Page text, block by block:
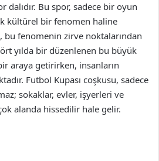
dalıdır. Bu spor, sadece bir oyun
kültürel bir fenomen haline
bu fenomenin zirve noktalarından
yılda bir düzenlenen bu büyük
araya getirirken, insanların
Futbol Kupası coşkusu, sadece
sokaklar, evler, işyerleri ve
alanda hissedilir hale gelir.